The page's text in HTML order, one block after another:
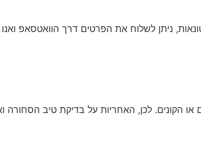
, ניתן לשלוח את הפרטים דרך הוואטסאפ
או הקונים. לכן, האחריות על בדיקת טיב